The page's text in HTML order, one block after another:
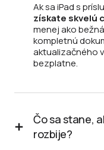
Ak sa iPad s
získate skvelú
menej ako
kompletnú
aktualizačného
bezplatne.
Čo sa stane,
rozbije?